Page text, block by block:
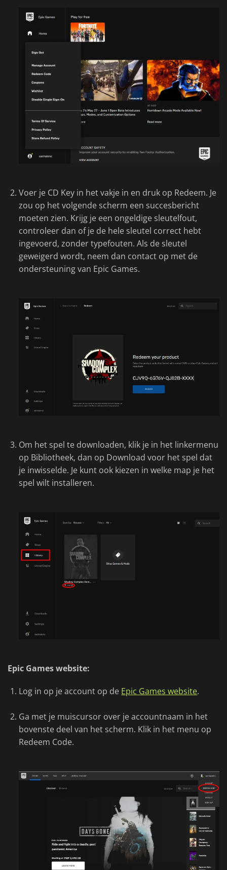
Voer je CD Key in het vakje in en druk op Redeem. Je
zou op het volgende scherm een succesbericht
moeten zien. Krijg je een ongeldige sleutelfout,
controleer dan of je de hele sleutel correct hebt
ingevoerd, zonder typefouten. Als de sleutel
geweigerd wordt, neem dan contact op met de
ondersteuning van Epic Games.
Om het spel te downloaden, klik je in het linkermenu
op Bibliotheek, dan op Download voor het spel dat
je inwisselde. Je kunt ook kiezen in welke map je het
spel wilt installeren.
Epic Games website:
Log in op je account op de Epic Games website.
Ga met je muiscursor over je accountnaam in het
bovenste deel van het scherm. Klik in het menu op
Redeem Code.